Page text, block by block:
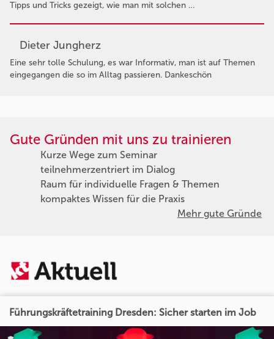
Tipps und Tricks gezeigt, wie man mit solchen …
Dieter Jungherz
Eine sehr tolle Schulung, es war Informativ, man ist auf Themen
eingegangen die so im Alltag passieren. Dankeschön
Gute Gründen mit uns zu trainieren
Kurze Wege zum Seminar
teilnehmerzentriert im Dialog
Raum für individuelle Fragen & Themen
kompaktes Wissen für die Praxis
Mehr gute Gründe
Führungskräftetraining Dresden: Sicher starten im Job